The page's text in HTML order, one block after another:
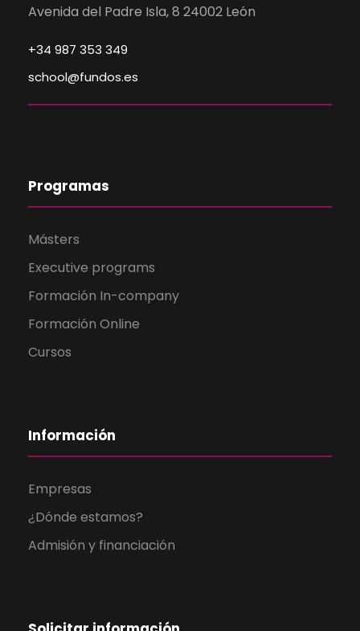
Avenida del Padre Isla, 8 24002 León
+34 987 353 349
school@fundos.es
Programas
Másters
Executive programs
Formación In-company
Formación Online
Cursos
Información
Empresas
¿Dónde estamos?
Admisión y financiación